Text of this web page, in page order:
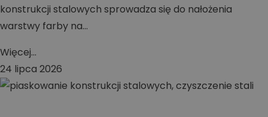
konstrukcji stalowych sprowadza się do nałożenia
warstwy farby na...
Więcej...
24 lipca 2026